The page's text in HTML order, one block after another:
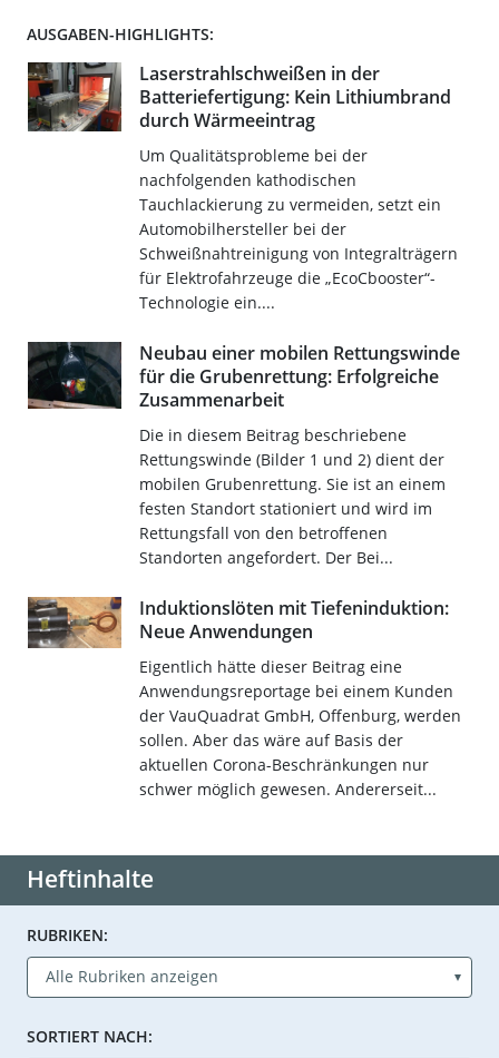
AUSGABEN-HIGHLIGHTS:
Laserstrahlschweißen in der
Batteriefertigung: Kein Lithiumbrand
durch Wärmeeintrag
Um Qualitätsprobleme bei der
nachfolgenden kathodischen
Tauchlackierung zu vermeiden, setzt ein
Automobilhersteller bei der
Schweißnahtreinigung von Integralträgern
für Elektrofahrzeuge die „EcoCbooster“-
Technologie ein....
Neubau einer mobilen Rettungswinde
für die Grubenrettung: Erfolgreiche
Zusammenarbeit
Die in diesem Beitrag beschriebene
Rettungswinde (Bilder 1 und 2) dient der
mobilen Grubenrettung. Sie ist an einem
festen Standort stationiert und wird im
Rettungsfall von den betroffenen
Standorten angefordert. Der Bei...
Induktionslöten mit Tiefeninduktion:
Neue Anwendungen
Eigentlich hätte dieser Beitrag eine
Anwendungsreportage bei einem Kunden
der VauQuadrat GmbH, Offenburg, werden
sollen. Aber das wäre auf Basis der
aktuellen Corona-Beschränkungen nur
schwer möglich gewesen. Andererseit...
Heftinhalte
RUBRIKEN:
SORTIERT NACH: